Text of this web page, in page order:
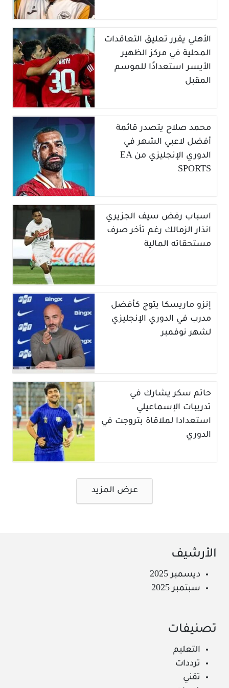
الأهلي يقرر تعليق التعاقدات
المحلية في مركز الظهير
الأيسر استعدادًا للموسم
المقبل
محمد صلاح يتصدر قائمة
أفضل لاعبي الشهر في
الدوري الإنجليزي من EA
SPORTS
اسباب رفض سيف الجزيري
انذار الزمالك رغم تأخر صرف
مستحقاته المالية
إنزو ماريسكا يتوج كأفضل
مدرب في الدوري الإنجليزي
لشهر نوفمبر
حاتم سكر يشارك في
تدريبات الإسماعيلي
استعدادا لملاقاة بتروجت في
الدوري
عرض المزيد
الأرشيف
ديسمبر 2025
سبتمبر 2025
تصنيفات
التعليم
ترددات
تقني